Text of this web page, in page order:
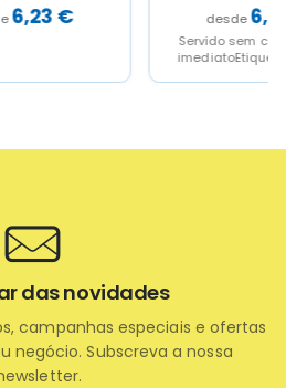
€
Servido sem caixaServiço
imediatoEtiqueta traseira
para personalizar
das novidades
campanhas especiais e ofertas
negócio. Subscreva a nossa